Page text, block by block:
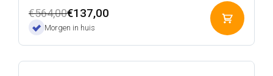
€564,00
Oorspronkelijke
prijs
€564,00.
€137,00
Huidige
prijs
€137,00.
Morgen in huis
aan